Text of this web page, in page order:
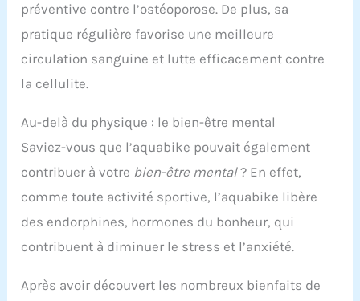
préventive contre l’ostéoporose. De plus, sa
pratique régulière favorise une meilleure
circulation sanguine et lutte efficacement contre
la cellulite.
Au-delà du physique : le bien-être mental
Saviez-vous que l’aquabike pouvait également
contribuer à votre bien-être mental? En effet,
comme toute activité sportive, l’aquabike libère
des endorphines, hormones du bonheur, qui
contribuent à diminuer le stress et l’anxiété.
Après avoir découvert les nombreux bienfaits de